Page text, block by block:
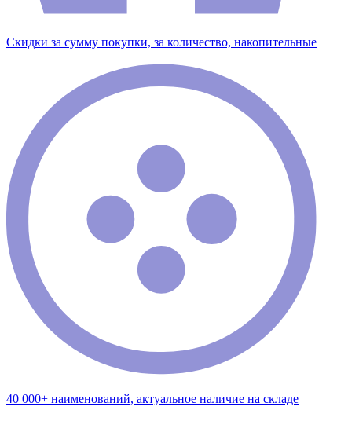
Скидки за сумму покупки, за количество, накопительные
40 000+ наименований, актуальное наличие на складе